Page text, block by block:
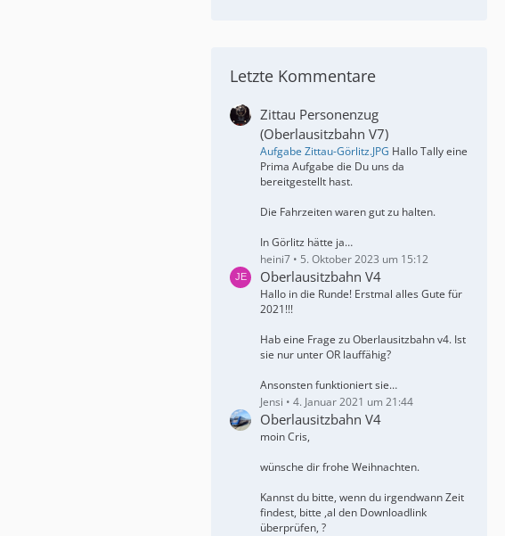
Letzte Kommentare
Zittau Personenzug
(Oberlausitzbahn V7)
Aufgabe Zittau-Görlitz.JPG Hallo Tally eine
Prima Aufgabe die Du uns da
bereitgestellt hast.
Die Fahrzeiten waren gut zu halten.
In Görlitz hätte ja…
heini7
5. Oktober 2023 um 15:12
Oberlausitzbahn V4
Hallo in die Runde! Erstmal alles Gute für
2021!!!
Hab eine Frage zu Oberlausitzbahn v4. Ist
sie nur unter OR lauffähig?
Ansonsten funktioniert sie…
Jensi
4. Januar 2021 um 21:44
Oberlausitzbahn V4
moin Cris,
wünsche dir frohe Weihnachten.
Kannst du bitte, wenn du irgendwann Zeit
findest, bitte ,al den Downloadlink
überprüfen, ?